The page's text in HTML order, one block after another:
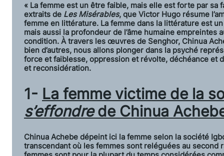
« La femme est un être faible, mais elle est forte par sa
extraits de Les Misérables, que Victor Hugo résume
femme en littérature. La femme dans la littérature est
mais aussi la profondeur de l’âme humaine empreintes
condition. À travers les œuvres de Senghor, Chinua
bien d’autres, nous allons plonger dans la psyché
force et faiblesse, oppression et révolte, déchéance et
et reconsidération.
1- La femme victime de la
s’effondrede Chinua
Chinua Achebe dépeint ici la femme selon la société
transcendant où les femmes sont reléguées au second